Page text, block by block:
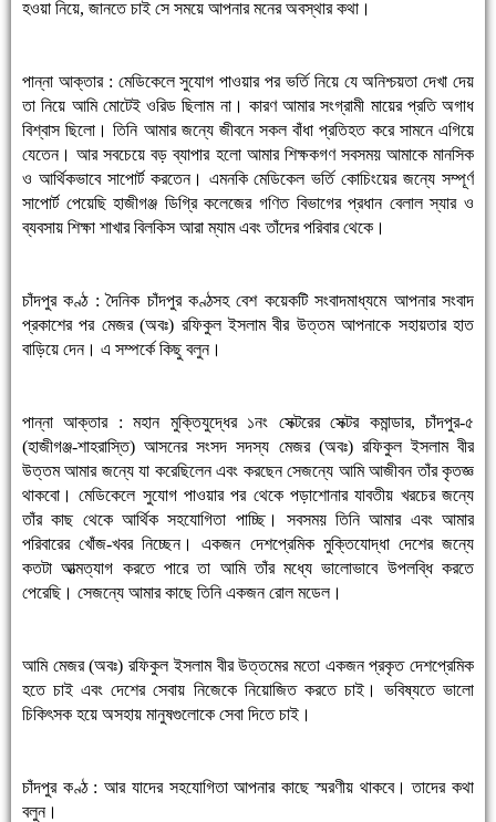
হওয়া নিয়ে, জানতে চাই সে সময়ে আপনার মনের অবস্থার কথা।
পান্না আক্তার : মেডিকেলে সুযোগ পাওয়ার পর ভর্তি নিয়ে যে অনিশ্চয়তা দেখা দেয়
তা নিয়ে আমি মোটেই ওরিড ছিলাম না। কারণ আমার সংগ্রামী মায়ের প্রতি অগাধ
বিশ্বাস ছিলো। তিনি আমার জন্যে জীবনে সকল বাঁধা প্রতিহত করে সামনে এগিয়ে
যেতেন। আর সবচেয়ে বড় ব্যাপার হলো আমার শিক্ষকগণ সবসময় আমাকে মানসিক
ও আর্থিকভাবে সাপোর্ট করতেন। এমনকি মেডিকেল ভর্তি কোচিংয়ের জন্যে সম্পূর্ণ
সাপোর্ট পেয়েছি হাজীগঞ্জ ডিগ্রি কলেজের গণিত বিভাগের প্রধান বেলাল স্যার ও
ব্যবসায় শিক্ষা শাখার বিলকিস আরা ম্যাম এবং তাঁদের পরিবার থেকে।
চাঁদপুর কণ্ঠ : দৈনিক চাঁদপুর কণ্ঠসহ বেশ কয়েকটি সংবাদমাধ্যমে আপনার সংবাদ
প্রকাশের পর মেজর (অবঃ) রফিকুল ইসলাম বীর উত্তম আপনাকে সহায়তার হাত
বাড়িয়ে দেন। এ সম্পর্কে কিছু বলুন।
পান্না আক্তার : মহান মুক্তিযুদ্ধের ১নং সেক্টরের সেক্টর কমান্ডার, চাঁদপুর-৫
(হাজীগঞ্জ-শাহরাস্তি) আসনের সংসদ সদস্য মেজর (অবঃ) রফিকুল ইসলাম বীর
উত্তম আমার জন্যে যা করেছিলেন এবং করছেন সেজন্যে আমি আজীবন তাঁর কৃতজ্ঞ
থাকবো। মেডিকেলে সুযোগ পাওয়ার পর থেকে পড়াশোনার যাবতীয় খরচের জন্যে
তাঁর কাছ থেকে আর্থিক সহযোগিতা পাচ্ছি। সবসময় তিনি আমার এবং আমার
পরিবারের খোঁজ-খবর নিচ্ছেন। একজন দেশপ্রেমিক মুক্তিযোদ্ধা দেশের জন্যে
কতটা আত্মত্যাগ করতে পারে তা আমি তাঁর মধ্যে ভালোভাবে উপলব্ধি করতে
পেরেছি। সেজন্যে আমার কাছে তিনি একজন রোল মডেল।
আমি মেজর (অবঃ) রফিকুল ইসলাম বীর উত্তমের মতো একজন প্রকৃত দেশপ্রেমিক
হতে চাই এবং দেশের সেবায় নিজেকে নিয়োজিত করতে চাই। ভবিষ্যতে ভালো
চিকিৎসক হয়ে অসহায় মানুষগুলোকে সেবা দিতে চাই।
চাঁদপুর কণ্ঠ : আর যাদের সহযোগিতা আপনার কাছে স্মরণীয় থাকবে। তাদের কথা
বলুন।